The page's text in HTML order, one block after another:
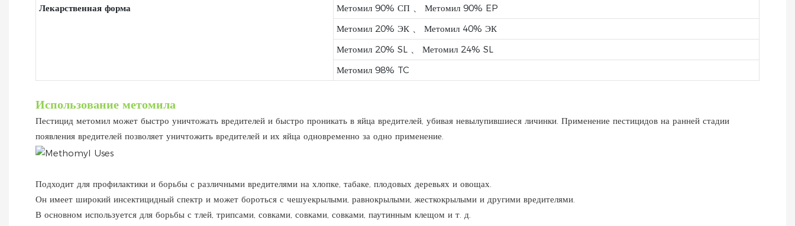
Лекарственная форма
Метомил 90% СП 、 Метомил 90% EP
Метомил 20% ЭК 、 Метомил 40% ЭК
Метомил 20% SL 、 Метомил 24% SL
Метомил 98% TC
Использование метомила
Пестицид метомил может быстро уничтожать вредителей и быстро проникать в яйца вредителей, убивая невылупившиеся личинки. Применение пестицидов на ранней стадии
появления вредителей позволяет уничтожить вредителей и их яйца одновременно за одно применение.
Подходит для профилактики и борьбы с различными вредителями на хлопке, табаке, плодовых деревьях и овощах.
Он имеет широкий инсектицидный спектр и может бороться с чешуекрылыми, равнокрылыми, жесткокрылыми и другими вредителями.
В основном используется для борьбы с тлей, трипсами, совками, совками, совками, паутинным клещом и т. д.